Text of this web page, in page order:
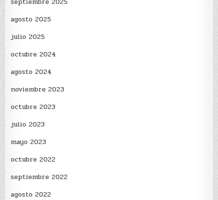
agosto 2025
julio 2025
octubre 2024
agosto 2024
noviembre 2023
octubre 2023
julio 2023
mayo 2023
octubre 2022
septiembre 2022
agosto 2022